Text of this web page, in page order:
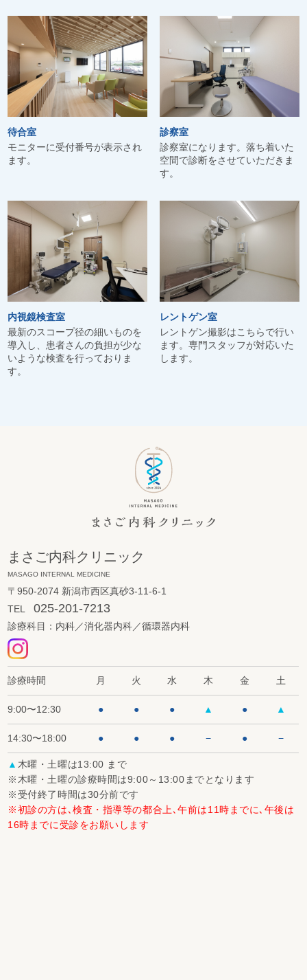
待合室
モニターに受付番号が表示され
ます。
診察室
診察室になります。落ち着いた
空間で診断をさせていただきま
す。
内視鏡検査室
最新のスコープ径の細いものを
導入し、患者さんの負担が少な
いような検査を行っておりま
す。
レントゲン室
レントゲン撮影はこちらで行い
ます。専門スタッフが対応いた
します。
まさご内科クリニック
MASAGO INTERNAL MEDICINE
〒950-2074 新潟市西区真砂3-11-6-1
TEL
025-201-7213
診療科目：内科／消化器内科／循環器内科
診療時間 月 火 水 木 金 土
9:00〜12:30 ● ● ● ▲ ● ▲
14:30〜18:00 ● ● ● − ● −
▲ 木曜・土曜は13:00 まで
※木曜・土曜の診療時間は9:00～13:00までとなります
※受付終了時間は30分前です
※初診の方は､検査・指導等の都合上､午前は11時までに､午後は
16時までに受診をお願いします